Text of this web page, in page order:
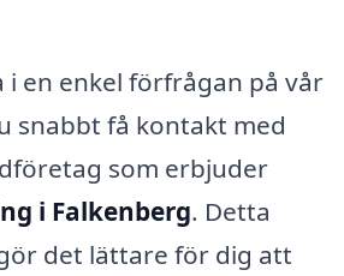
i en enkel förfrågan på vår
snabbt få kontakt med
som erbjuder
i Falkenberg. Detta
det lättare för dig att